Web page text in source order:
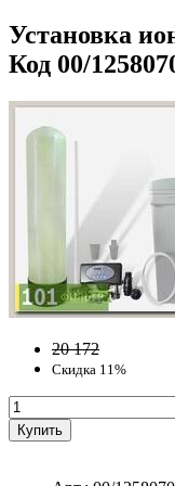
Установка
Код 00/
20 172
Скидка 11%